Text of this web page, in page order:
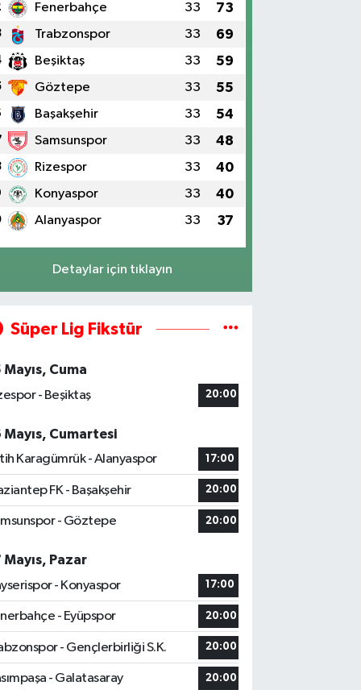
Fenerbahçe 33 73
Trabzonspor 33 69
Beşiktaş 33 59
Göztepe 33 55
Başakşehir 33 54
Samsunspor 33 48
Rizespor 33 40
Konyaspor 33 40
Alanyaspor 33 37
Detaylar için tıklayın
Süper Lig Fikstür
Mayıs, Cuma
- Beşiktaş
20:00
Mayıs, Cumartesi
Karagümrük - Alanyaspor
17:00
FK - Başakşehir 20:00
- Göztepe 20:00
Mayıs, Pazar
- Konyaspor
17:00
- Eyüpspor 20:00
- Gençlerbirliği S.K. 20:00
- Galatasaray 20:00